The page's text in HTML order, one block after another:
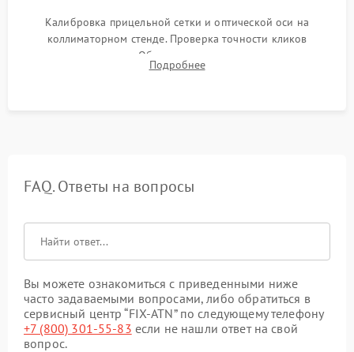
Калибровка прицельной сетки и оптической оси на
коллиматорном стенде. Проверка точности кликов
механизма поправок. Обязательное испытание прицела на
ударном стенде для проверки устойчивости к отдаче и
Подробнее
FAQ. Ответы на вопросы
Вы можете ознакомиться с приведенными ниже
часто задаваемыми вопросами, либо обратиться в
сервисный центр “FIX-ATN” по следующему телефону
+7 (800) 301-55-83 если не нашли ответ на свой
вопрос.